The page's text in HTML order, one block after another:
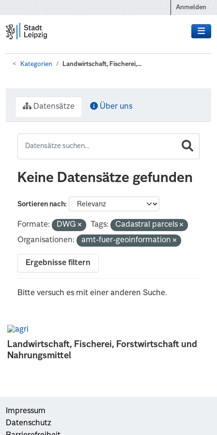
Anmelden
Kategorien Landwirtschaft, Fischerei,...
Landwirtschaft, Fischerei, Forstwirtschaft und
Nahrungsmittel
Datensätze Über uns
Keine Datensätze gefunden
Sortieren nach
Formate: DWG Tags:
Cadastral parcels
Organisationen:
amt-fuer-geoinformation
Ergebnisse filtern
Bitte versuch es mit einer anderen Suche.
Impressum
Datenschutz